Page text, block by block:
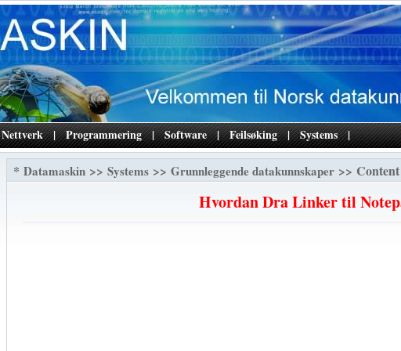
Nettverk | Programmering | Software | Feilsøking | Systems |
* Datamaskin >> Systems >> Grunnleggende datakunnskaper >> Content
Hvordan Dra Linker til